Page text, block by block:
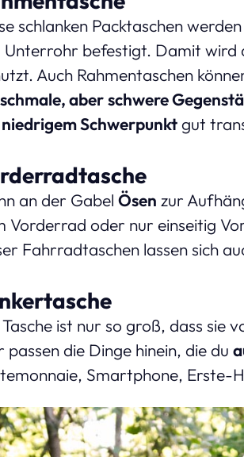
schlanken Packtaschen
Unterrohr befestigt. Damit wird
Auch Rahmentaschen
aber schwere
Schwerpunktgut
an der Gabel Ösen zur
Vorderrad oder nur einseitig
Fahrradtaschen lassen sich
ist nur so groß, dass sie
passen die Dinge hinein, die du
Smartphone, Erste-